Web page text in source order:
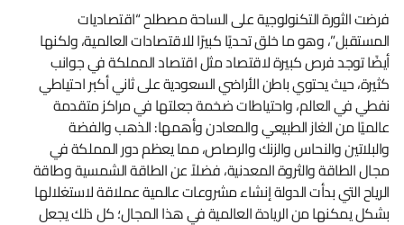
فرضت الثورة التكنولوجية على الساحة مصطلح “اقتصاديات
المستقبل”، وهو ما خلق تحديًا كبيرًا للاقتصادات العالمية، ولكنها
أيضًا توجد فرص كبيرة لاقتصاد مثل اقتصاد المملكة في جوانب
كثيرة، حيث يحتوي باطن الأراضي السعودية على ثاني أكبر احتياطي
نفطي في العالم، واحتياطات ضخمة جعلتها في مراكز متقدمة
عالميًا من الغاز الطبيعي والمعادن وأهمها: الذهب والفضة
والبلاتين والنحاس والزنك والرصاص، مما يعظم دور المملكة في
مجال الطاقة والثروة المعدنية، فضلاً عن الطاقة الشمسية وطاقة
الرياح التي بدأت الدولة إنشاء مشروعات عالمية عملاقة لاستغلالها
بشكل يمكنها من الريادة العالمية في هذا المجال؛ كل ذلك يجعل